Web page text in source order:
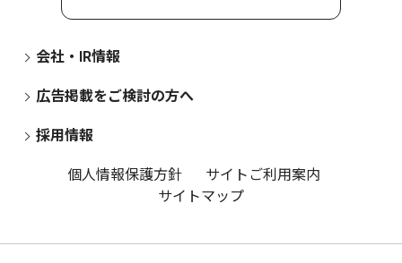
会社・IR情報
広告掲載をご検討の方へ
採用情報
個人情報保護方針
サイトご利用案内
サイトマップ